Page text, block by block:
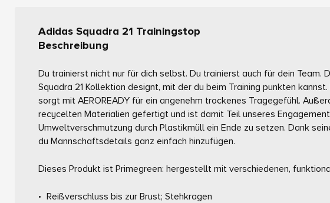
Adidas Squadra 21 Trainingstop
Beschreibung
Du trainierst nicht nur für dich selbst. Du trainierst auch für dein Team.
Squadra 21 Kollektion designt, mit der du beim Training punkten
sorgt mit AEROREADY für ein angenehm trockenes Tragegefühl.
recycelten Materialien gefertigt und ist damit Teil unseres
Umweltverschmutzung durch Plastikmüll ein Ende zu setzen. Dank
du Mannschaftsdetails ganz einfach hinzufügen.
Dieses Produkt ist Primegreen: hergestellt mit verschiedenen,
Reißverschluss bis zur Brust; Stehkragen